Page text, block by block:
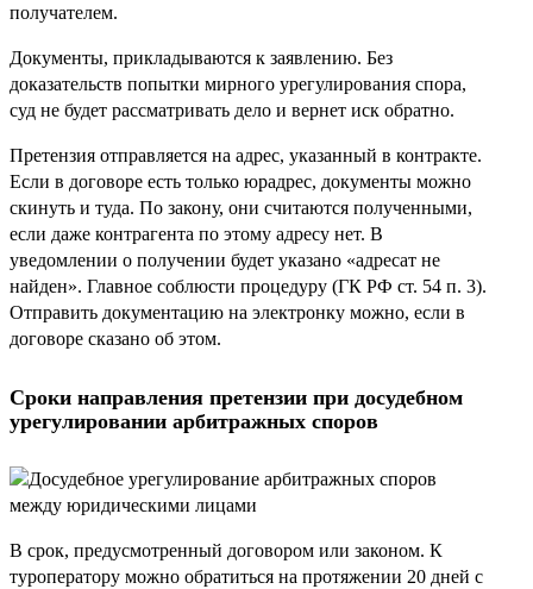
получателем.
Документы, прикладываются к заявлению. Без
доказательств попытки мирного урегулирования спора,
суд не будет рассматривать дело и вернет иск обратно.
Претензия отправляется на адрес, указанный в контракте.
Если в договоре есть только юрадрес, документы можно
скинуть и туда. По закону, они считаются полученными,
если даже контрагента по этому адресу нет. В
уведомлении о получении будет указано «адресат не
найден». Главное соблюсти процедуру (ГК РФ ст. 54 п. 3).
Отправить документацию на электронку можно, если в
договоре сказано об этом.
Сроки направления претензии при досудебном
урегулировании арбитражных споров
В срок, предусмотренный договором или законом. К
туроператору можно обратиться на протяжении 20 дней с